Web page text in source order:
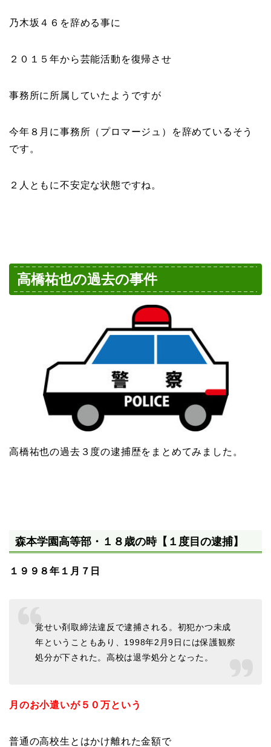
乃木坂４６を辞める事に
２０１５年から芸能活動を復帰させ
事務所に所属していたようですが
今年８月に事務所（プロマージュ）を辞めているそう
です。
２人ともに不安定な状態ですね。
高橋祐也の過去の事件
高橋祐也の過去３度の逮捕歴をまとめてみました。
森本学園高等部・１８歳の時【１度目の逮捕】
１９９８年１月７日
覚せい剤取締法違反で逮捕される。初犯かつ未成
年ということもあり、1998年2月9日には保護観察
処分が下された。高校は退学処分となった。
月のお小遣いが５０万という
普通の高校生とはかけ離れた金額で